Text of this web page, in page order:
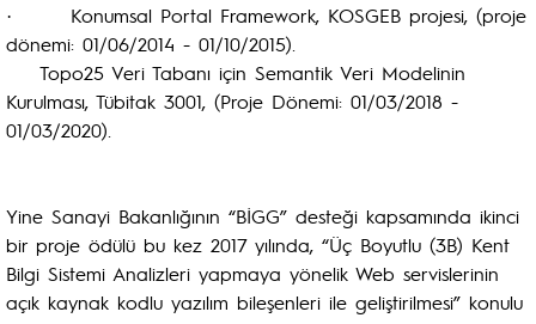
· Konumsal Portal Framework, KOSGEB projesi, (proje
dönemi: 01/06/2014 - 01/10/2015).
Topo25 Veri Tabanı için Semantik Veri Modelinin
Kurulması, Tübitak 3001, (Proje Dönemi: 01/03/2018 -
01/03/2020).
Yine Sanayi Bakanlığının “BİGG” desteği kapsamında ikinci
bir proje ödülü bu kez 2017 yılında, “Üç Boyutlu (3B) Kent
Bilgi Sistemi Analizleri yapmaya yönelik Web servislerinin
açık kaynak kodlu yazılım bileşenleri ile geliştirilmesi” konulu